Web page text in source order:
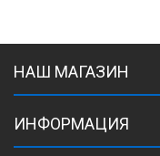
НАШ МАГАЗИН
ИНФОРМАЦИЯ